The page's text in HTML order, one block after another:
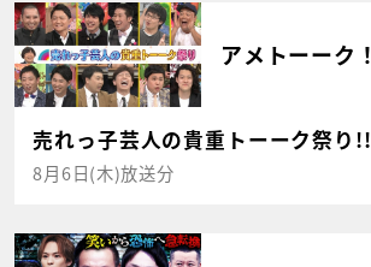
アメトーーク！
売れっ子芸人の貴重トーーク祭り!!
8月6日(木)放送分